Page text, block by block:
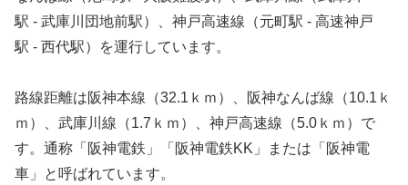
駅 - 武庫川団地前駅）、神戸高速線（元町駅 - 高速神戸
駅 - 西代駅）を運行しています。
路線距離は阪神本線（32.1ｋｍ）、阪神なんば線（10.1ｋ
ｍ）、武庫川線（1.7ｋｍ）、神戸高速線（5.0ｋｍ）で
す。通称「阪神電鉄」「阪神電鉄KK」または「阪神電
車」と呼ばれています。